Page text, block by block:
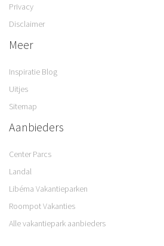
Privacy
Disclaimer
Meer
Inspiratie Blog
Uitjes
Sitemap
Aanbieders
Center Parcs
Landal
Libéma Vakantieparken
Roompot Vakanties
Alle vakantiepark aanbieders